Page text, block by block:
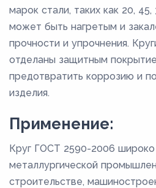
марок стали, таких как 20,
может быть нагретым и
прочности и упрочнения.
отделаны защитным
предотвратить коррозию и
изделия.
Применение:
Круг ГОСТ 2590-2006 широко
металлургической
строительстве,